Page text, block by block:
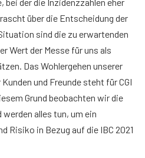
bei der die Inzidenzzahlen eher
über die Entscheidung der
sind die zu erwartenden
Wert der Messe für uns als
Das Wohlergehen unserer
und Freunde steht für CGI
Grund beobachten wir die
werden alles tun, um ein
Risiko in Bezug auf die IBC 2021